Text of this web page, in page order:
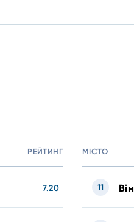
РЕЙТИНГ
7.20
МІСТО
11